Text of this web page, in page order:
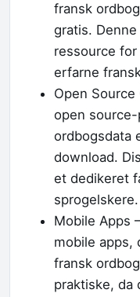
fransk
gratis.
ressource
erfarne
Open
open
ordbogsdata
download.
et dedikeret
sprogelskere.
Mobile Apps
mobile apps,
fransk
praktiske, da